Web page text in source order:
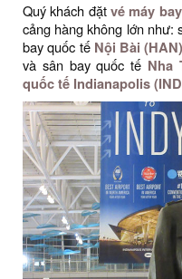
Quý khách đặtvé máy
cảng hàng không lớn như:
bay quốc tế Nội Bài (HAN)
và sân bay quốc tế Nha
quốc tế Indianapolis